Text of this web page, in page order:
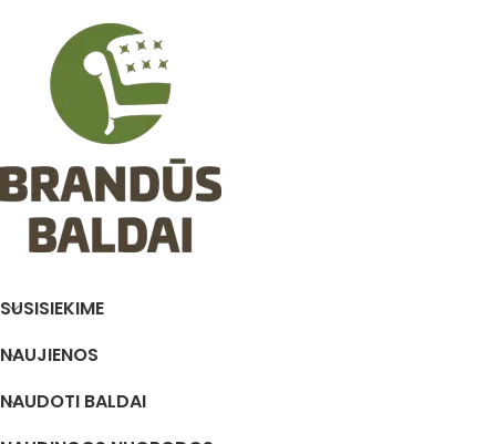
SUSISIEKIME
NAUJIENOS
NAUDOTI BALDAI